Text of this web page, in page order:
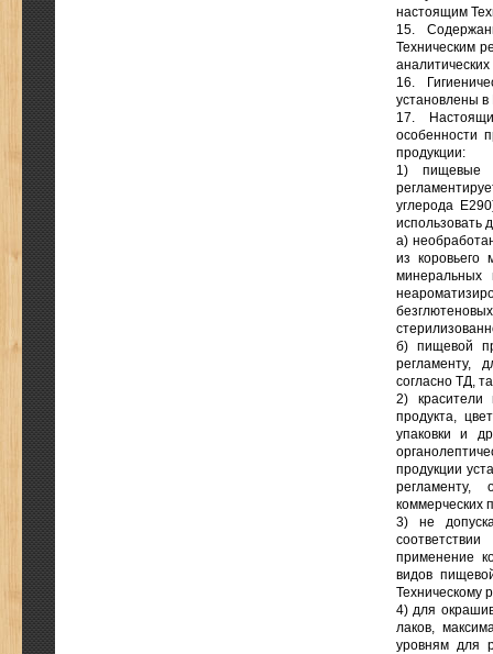
настоящим
15.
Техническим
16.
установлены
17.
особенности
продукции:
1) пищевые
углерода
использовать
а)
из коровьего
минеральных
б) пищевой
регламенту,
согласно ТД,
2) красители
продукта,
упаковки и
продукции
регламенту,
коммерческих
3) не
применение
видов
Техническому
4) для
лаков,
уровням для